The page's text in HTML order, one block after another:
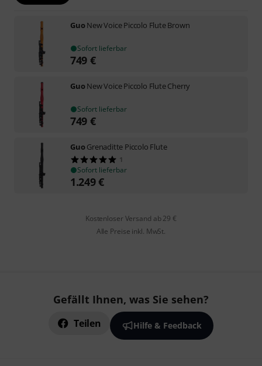
GuoNew Voice Piccolo Flute Brown
Sofort lieferbar
749 €
GuoNew Voice Piccolo Flute Cherry
Sofort lieferbar
749 €
GuoGrenaditte Piccolo Flute
1
Sofort lieferbar
1.249€
Kostenloser Versand ab 29 €
Alle Preise inkl. MwSt.
Gefällt Ihnen, was Sie sehen?
Teilen Hilfe & Feedback